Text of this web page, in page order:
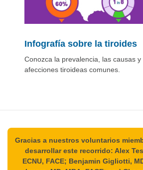
Infografía sobre la tiroides
Conozca la prevalencia, las causas
afecciones tiroideas comunes.
Gracias a nuestros voluntarios
desarrollar este recorrido: Alex
ECNU, FACE; Benjamin Gigliotti,